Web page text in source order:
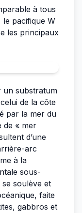
à tous
pacifique W
les principaux
un substratum
de la côte
par la mer du
de « mer
d’une
arc
à la
sous-
soulève et
faite
gabbros et